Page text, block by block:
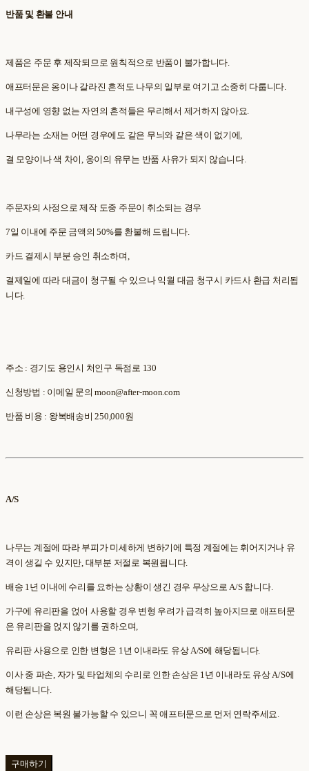
반품 및 환불 안내
제품은 주문 후 제작되므로 원칙적으로 반품이 불가합니다.
애프터문은 옹이나 갈라진 흔적도 나무의 일부로 여기고 소중히 다룹니다.
내구성에 영향 없는 자연의 흔적들은 무리해서 제거하지 않아요.
나무라는 소재는 어떤 경우에도 같은 무늬와 같은 색이 없기에,
결 모양이나 색 차이, 옹이의 유무는 반품 사유가 되지 않습니다.
주문자의 사정으로 제작 도중 주문이 취소되는 경우
7일 이내에 주문 금액의 50%를 환불해 드립니다.
카드 결제시 부분 승인 취소하며,
결제일에 따라 대금이 청구될 수 있으나 익월 대금 청구시 카드사 환급 처리됩
니다.
주소 : 경기도 용인시 처인구 독점로 130
신청방법 : 이메일 문의 moon@after-moon.com
반품 비용 : 왕복배송비 250,000원
A/S
나무는 계절에 따라 부피가 미세하게 변하기에 특정 계절에는 휘어지거나 유
격이 생길 수 있지만, 대부분 저절로 복원됩니다.
배송 1년 이내에 수리를 요하는 상황이 생긴 경우 무상으로 A/S 합니다.
가구에 유리판을 얹어 사용할 경우 변형 우려가 급격히 높아지므로 애프터문
은 유리판을 얹지 않기를 권하오며,
유리판 사용으로 인한 변형은 1년 이내라도 유상 A/S에 해당됩니다.
이사 중 파손, 자가 및 타업체의 수리로 인한 손상은 1년 이내라도 유상 A/S에
해당됩니다.
이런 손상은 복원 불가능할 수 있으니 꼭 애프터문으로 먼저 연락주세요.
구매하기